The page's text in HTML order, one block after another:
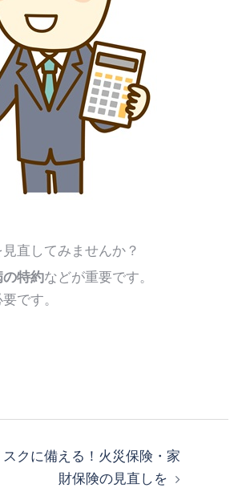
直してみませんか？
特約などが重要です。
です。
クに備える！火災保険・家
財保険の見直しを